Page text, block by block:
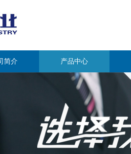
简介 产品中心